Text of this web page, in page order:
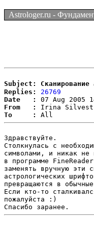
Astrologer.ru -
Subject: Сканирование
Replies:
26769
Date   :
From   :
Irina
To     :
Здравствуйте.
Столкнулась с
символами, и никак не
в программе
заменять вручную эти
астрологических
превращаются в
Если кто-то
пожалуйста :)